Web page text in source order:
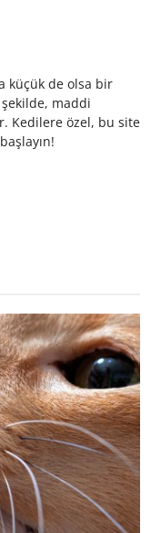
küçük de olsa bir
maddi
Kedilere özel, bu site